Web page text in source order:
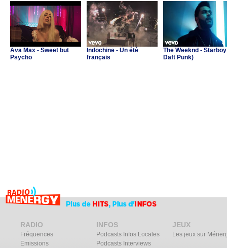
Ava Max - Sweet but
Psycho
Indochine - Un été
français
The Weeknd -
Daft Punk)
RADIO
Fréquences
Emissions
INFOS
Podcasts Infos Locales
Podcasts Interviews
JEUX
Les jeux sur